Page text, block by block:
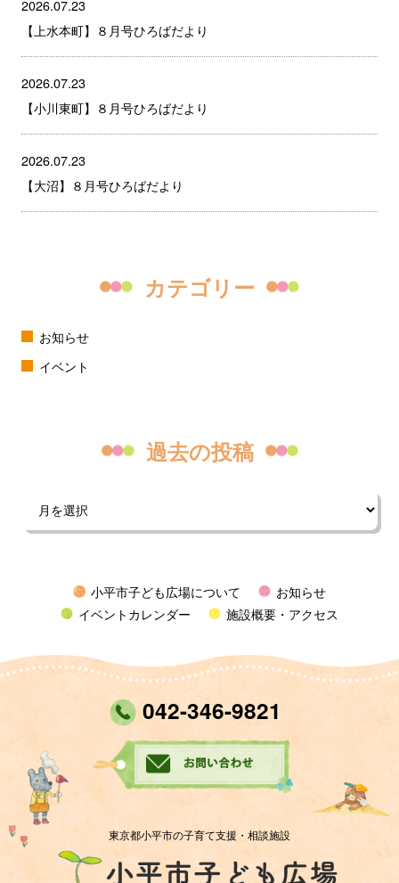
2026.07.23
【上水本町】８月号ひろばだより
2026.07.23
【小川東町】８月号ひろばだより
2026.07.23
【大沼】８月号ひろばだより
カテゴリー
お知らせ
イベント
過去の投稿
小平市子ども広場について
お知らせ
イベントカレンダー
施設概要・アクセス
042-346-9821
東京都小平市の子育て支援・相談施設